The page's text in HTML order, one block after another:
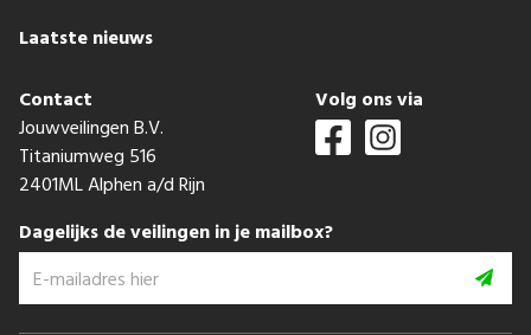
Laatste nieuws
Contact
Jouwveilingen B.V.
Titaniumweg 516
2401ML Alphen a/d Rijn
Volg ons via
Dagelijks de veilingen in je mailbox?